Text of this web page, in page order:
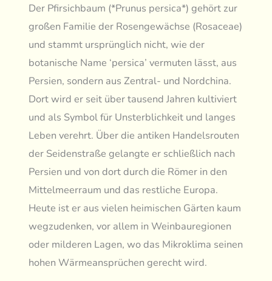
Der Pfirsichbaum (*Prunus persica*) gehört zur
großen Familie der Rosengewächse (Rosaceae)
und stammt ursprünglich nicht, wie der
botanische Name ‘persica’ vermuten lässt, aus
Persien, sondern aus Zentral- und Nordchina.
Dort wird er seit über tausend Jahren kultiviert
und als Symbol für Unsterblichkeit und langes
Leben verehrt. Über die antiken Handelsrouten
der Seidenstraße gelangte er schließlich nach
Persien und von dort durch die Römer in den
Mittelmeerraum und das restliche Europa.
Heute ist er aus vielen heimischen Gärten kaum
wegzudenken, vor allem in Weinbauregionen
oder milderen Lagen, wo das Mikroklima seinen
hohen Wärmeansprüchen gerecht wird.